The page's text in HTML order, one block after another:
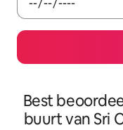
Best
buurt van Sri